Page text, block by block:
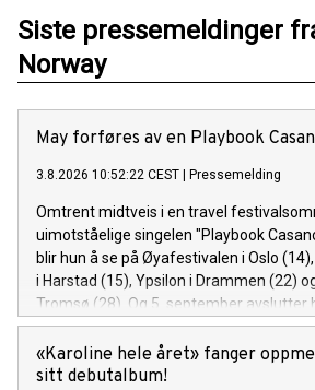
Siste pressemeldinger
Norway
May forføres av en Playbook
3.8.2026 10:52:22 CEST Pressemelding
Omtrent midtveis i en travel
uimotståelige singelen "Playbook
blir hun å se på Øyafestivalen i Oslo
i Harstad (15), Ypsilon i Drammen (22)
Tromsø (28). Og 5. september avslutter
festivalsesongen med Spirefest i
«Karoline hele året» fanger
sitt debutalbum!